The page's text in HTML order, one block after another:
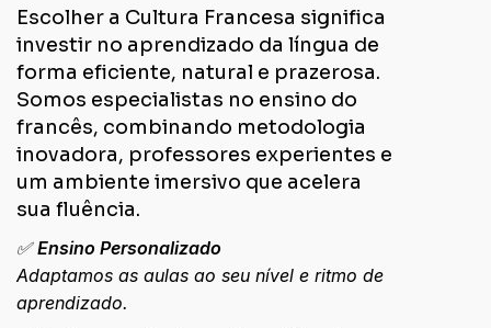
Escolher a Cultura Francesa significa
investir no aprendizado da língua de
forma eficiente, natural e prazerosa.
Somos especialistas no ensino do
francês, combinando metodologia
inovadora, professores experientes e
um ambiente imersivo que acelera
sua fluência.
✅ Ensino Personalizado
Adaptamos as aulas ao seu nível e ritmo de
aprendizado.